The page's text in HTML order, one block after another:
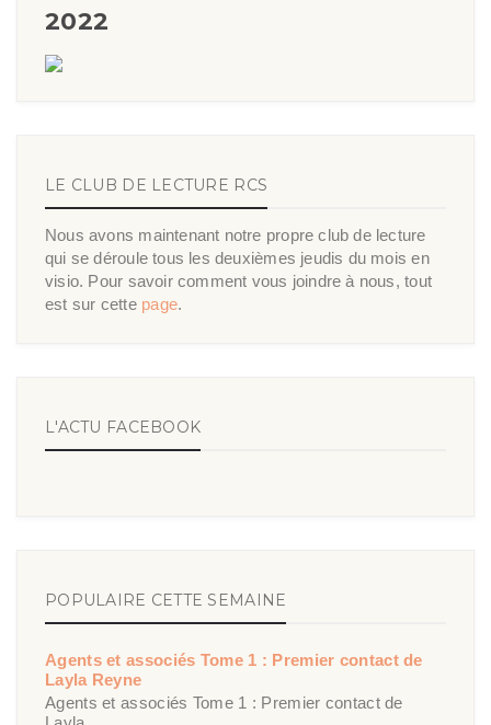
2022
LE CLUB DE LECTURE RCS
Nous avons maintenant notre propre club de lecture
qui se déroule tous les deuxièmes jeudis du mois en
visio. Pour savoir comment vous joindre à nous, tout
est sur cette page.
L'ACTU FACEBOOK
POPULAIRE CETTE SEMAINE
Agents et associés Tome 1 : Premier contact de
Layla Reyne
Agents et associés Tome 1 : Premier contact de